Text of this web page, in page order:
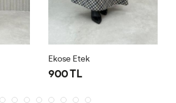
Ekose Etek
900 TL